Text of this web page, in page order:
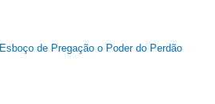
Esboço de Pregação o Poder do Perdão